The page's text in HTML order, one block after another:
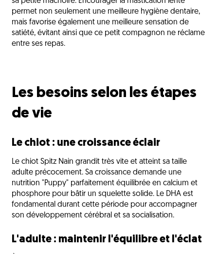
permet non seulement une meilleure hygiène dentaire,
mais favorise également une meilleure sensation de
satiété, évitant ainsi que ce petit compagnon ne réclame
entre ses repas.
Les besoins selon les étapes
de vie
Le chiot : une croissance éclair
Le chiot Spitz Nain grandit très vite et atteint sa taille
adulte précocement. Sa croissance demande une
nutrition "Puppy" parfaitement équilibrée en calcium et
phosphore pour bâtir un squelette solide. Le DHA est
fondamental durant cette période pour accompagner
son développement cérébral et sa socialisation.
L'adulte : maintenir l'équilibre et l'éclat